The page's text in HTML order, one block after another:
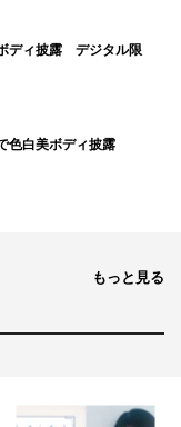
ディ披露 デジタル限
色白美ボディ披露
もっと見る